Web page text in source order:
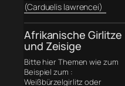
(Carduelis lawrencei)
Afrikanische Girlitze
und Zeisige
Bitte hier Themen wie zum
Beispiel zum :
Weißbürzelgirlitz oder